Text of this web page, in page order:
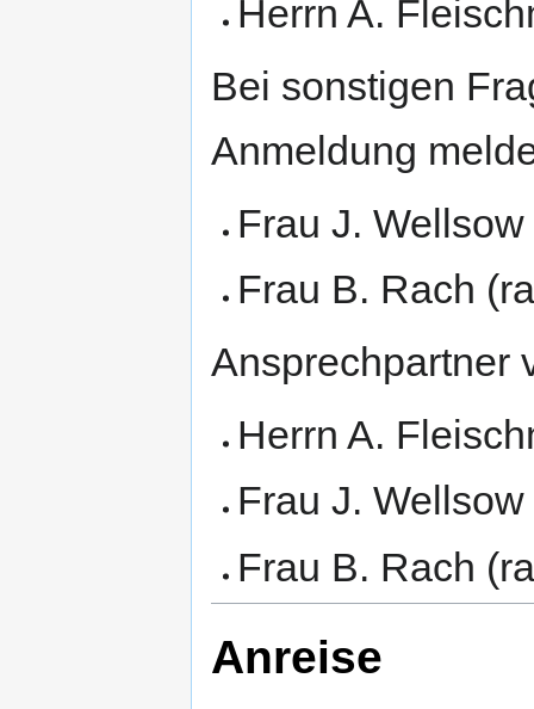
Herrn A.
Bei sonstigen
Anmeldung
Frau J.
Frau B. Rach
Ansprechpartner
Herrn A.
Frau J.
Frau B. Rach
Anreise